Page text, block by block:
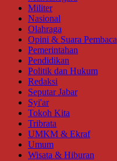
Militer
Nasional
Olahraga
Opini & Suara Pembaca
Pemerintahan
Pendidikan
Politik dan Hukum
Redaksi
Seputar Jabar
Syi'ar
Tokoh Kita
Tribrata
UMKM & Ekraf
Umum
Wisata & Hiburan